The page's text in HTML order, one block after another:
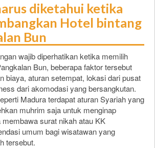
diketahui ketika
Hotel bintang
Bun
wajib diperhatikan ketika memilih
Bun, beberapa faktor tersebut
biaya, aturan setempat, lokasi dari pusat
dari akomodasi yang bersangkutan.
Madura terdapat aturan Syariah yang
muhrim saja untuk menginap
surat nikah atau KK
umum bagi wisatawan yang
tersebut.